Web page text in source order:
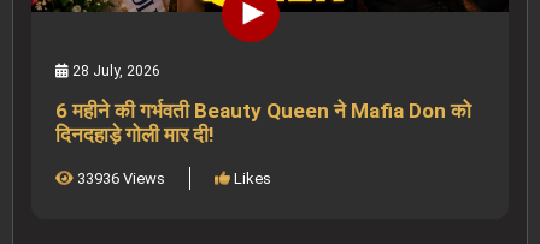
28 July, 2026
6 महीने की गर्भवती Beauty Queen ने Mafia Don को
दिनदहाड़े गोली मार दी!
33936 Views Likes